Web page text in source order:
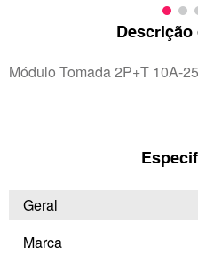
Módulo Tomada 2P+T 10A-
Geral
Marca